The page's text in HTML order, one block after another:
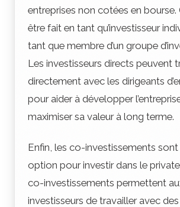
entreprises non cotées en bourse.
être fait en tant qu’investisseur
tant que membre d’un groupe
Les investisseurs directs peuvent
directement avec les dirigeants
pour aider à développer
maximiser sa valeur à long terme.
Enfin, les co-investissements sont
option pour investir dans le
co-investissements permettent
investisseurs de travailler avec